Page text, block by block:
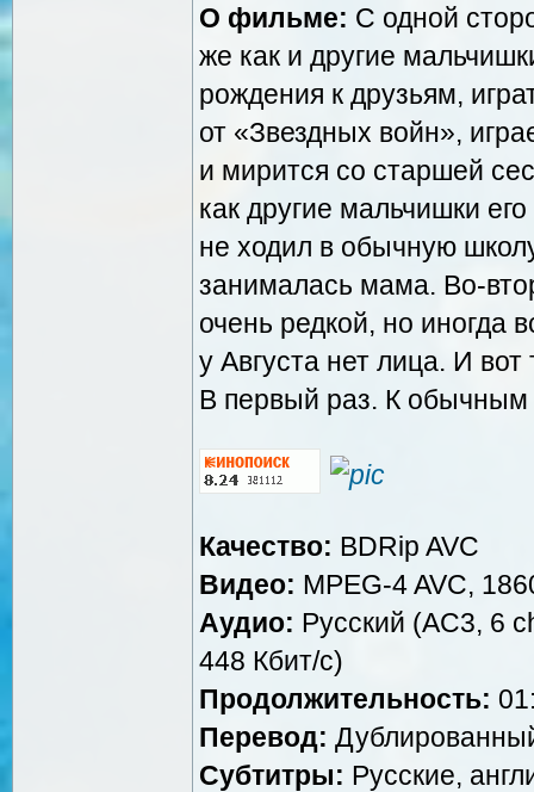
О фильме: С одной
же как и другие
рождения к друзьям,
от «Звездных войн»,
и мирится со старшей
как другие мальчишки
не ходил в обычную
занималась мама. Во-
очень редкой, но иногда
у Августа нет лица. И
В первый раз. К обычным
Качество: BDRip AVC
Видео: MPEG-4 AVC,
Аудио: Русский (AC3, 6
448 Кбит/с)
Продолжительность:
Перевод:
Субтитры: Русские,